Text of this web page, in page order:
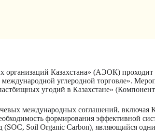
Казахстана» (АЭОК)
углеродной торговле».
угодий в Казахстане»
международных соглашений,
формирования эффективной
(SOC, Soil Organic Carbon), являющийся